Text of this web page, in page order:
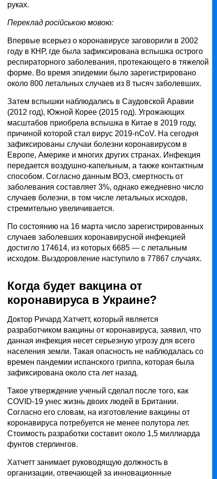
руках.
Переклад російською мовою:
Впервые всерьез о коронавирусе заговорили в 2002
году в КНР, где была зафиксирована вспышка острого
респираторного заболевания, протекающего в тяжелой
форме. Во время эпидемии было зарегистрировано
около 800 летальных случаев из 8 тысяч заболевших.
Затем вспышки наблюдались в Саудовской Аравии
(2012 год), Южной Корее (2015 год). Угрожающих
масштабов приобрела вспышка в Китае в 2019 году,
причиной которой стал вирус 2019-nCoV. На сегодня
зафиксированы случаи болезни коронавирусом в
Европе, Америке и многих других странах. Инфекция
передается воздушно-капельным, а также контактным
способом. Согласно данным ВОЗ, смертность от
заболевания составляет 3%, однако ежедневно число
случаев болезни, в том числе летальных исходов,
стремительно увеличивается.
По состоянию на 16 марта число зарегистрированных
случаев заболевших коронавирусной инфекцией
достигло 174614, из которых 6685 — с летальным
исходом. Выздоровление наступило в 77867 случаях.
Когда будет вакцина от
коронавируса в Украине?
Доктор Ричард Хатчетт, который является
разработчиком вакцины от коронавируса, заявил, что
данная инфекция несет серьезную угрозу для всего
населения земли. Такая опасность не наблюдалась со
времен пандемии испанского гриппа, которая была
зафиксирована около ста лет назад.
Такое утверждение ученый сделал после того, как
COVID-19 унес жизнь двоих людей в Британии.
Согласно его словам, на изготовление вакцины от
коронавируса потребуется не менее полутора лет.
Стоимость разработки составит около 1,5 миллиарда
фунтов стерлингов.
Хатчетт занимает руководящую должность в
организации, отвечающей за инновационные